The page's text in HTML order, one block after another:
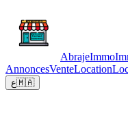
AbrajeImmo
AnnoncesVenteLocation
ع🇲🇦